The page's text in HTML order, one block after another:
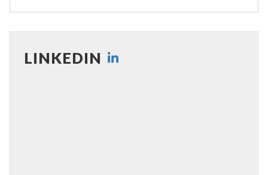
LINKEDIN